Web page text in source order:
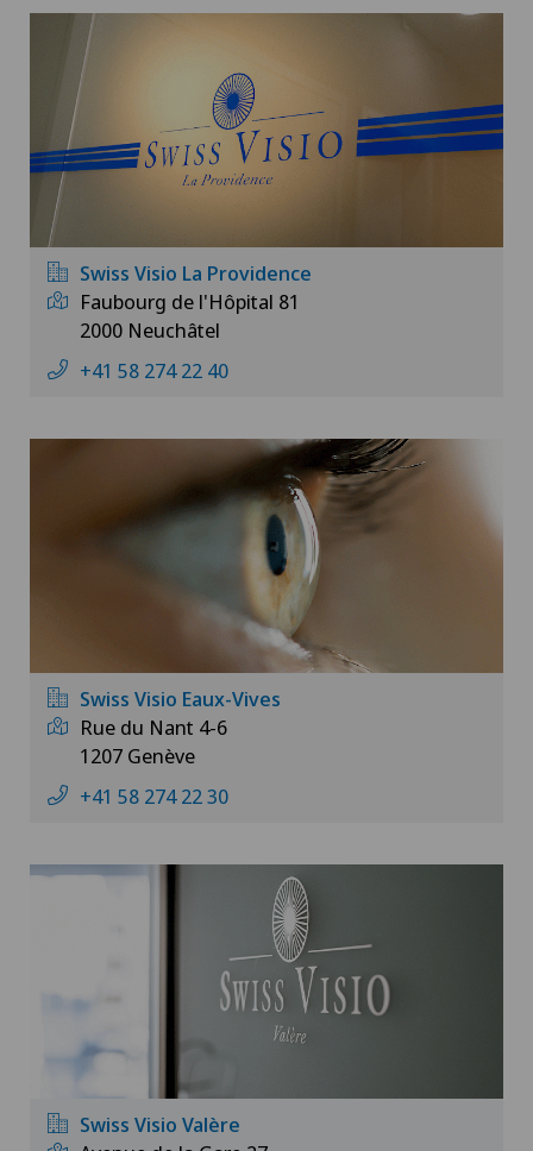
Swiss Visio La Providence
Faubourg de l'Hôpital 81
2000 Neuchâtel
+41 58 274 22 40
Swiss Visio Eaux-Vives
Rue du Nant 4-6
1207 Genève
+41 58 274 22 30
Swiss Visio Valère